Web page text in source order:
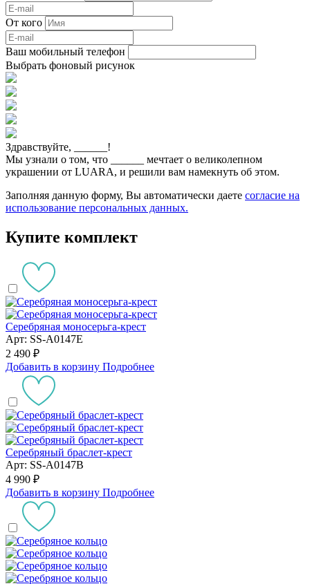
От кого
Ваш мобильный телефон
Выбрать фоновый рисунок
Здравствуйте,
!
Мы узнали о том, что
мечтает о великолепном
украшении от LUARA, и решили вам намекнуть об этом.
Заполняя данную форму, Вы автоматически даете согласие на
использование персональных данных.
Купите комплект
Серебряная моносерьга-крест
Арт: SS-A0147E
2 490 ₽
Добавить в корзину Подробнее
Серебряный браслет-крест
Арт: SS-A0147B
4 990 ₽
Добавить в корзину Подробнее